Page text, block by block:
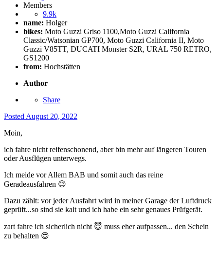
Members
9.9k
name: Holger
bikes: Moto Guzzi Griso 1100,Moto Guzzi California
Classic/Watsonian GP700, Moto Guzzi California II, Moto
Guzzi V85TT, DUCATI Monster S2R, URAL 750 RETRO,
GS1200
from: Hochstätten
Author
Share
Posted August 20, 2022
Moin,
ich fahre nicht reifenschonend, aber bin mehr auf längeren Touren
oder Ausflügen unterwegs.
Ich meide vor Allem BAB und somit auch das reine
Geradeausfahren 😉
Dazu zählt: vor jeder Ausfahrt wird in meiner Garage der Luftdruck
geprüft...so sind sie kalt und ich habe ein sehr genaues Prüfgerät.
zart fahre ich sicherlich nicht 😇 muss eher aufpassen... den Schein
zu behalten 😍